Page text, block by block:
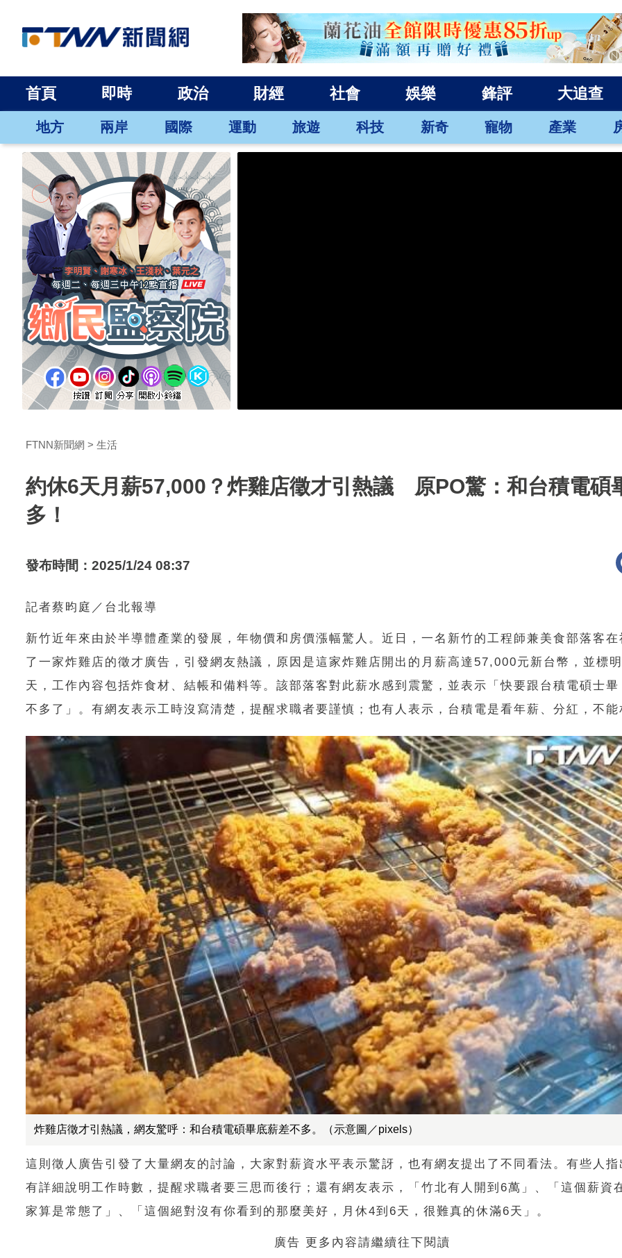
首頁 即時 政治 財經 社會 娛樂 鋒評 大追查
地方 兩岸 國際 運動 旅遊 科技 新奇 寵物 產業
FTNN新聞網 生活
約休6天月薪57,000？炸雞店徵才引熱議 原PO驚：和台積電碩
多！
發布時間：2025/1/24 08:37
記者蔡昀庭／台北報導
新竹近年來由於半導體產業的發展，年物價和房價漲幅驚人。近日，一名新竹的工程師兼美食部落客
了一家炸雞店的徵才廣告，引發網友熱議，原因是這家炸雞店開出的月薪高達 57,000元新台幣，並標
天，工作內容包括炸食材、結帳和備料等。該部落客對此薪水感到震驚，並表示「快要跟台積電碩士
不多了」。有網友表示工時沒寫清楚，提醒求職者要謹慎；也有人表示，台積電是看年薪、分紅，不
炸雞店徵才引熱議，網友驚呼：和台積電碩畢底薪差不多。（示意圖／pixels）
這則徵人廣告引發了大量網友的討論，大家對薪資水平表示驚訝，也有網友提出了不同看法。有些人
有詳細說明工作時數，提醒求職者要三思而後行；還有網友表示，「竹北有人開到 6萬」、「這個薪資
家算是常態了」、「這個絕對沒有你看到的那麼美好，月休4到 6天，很難真的休滿6天」。
廣告 更多內容請繼續往下閱讀